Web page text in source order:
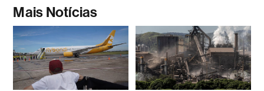
Mais Notícias